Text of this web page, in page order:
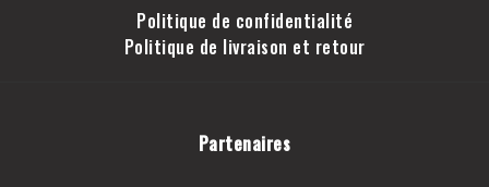
Politique de confidentialité
Politique de livraison et retour
Partenaires